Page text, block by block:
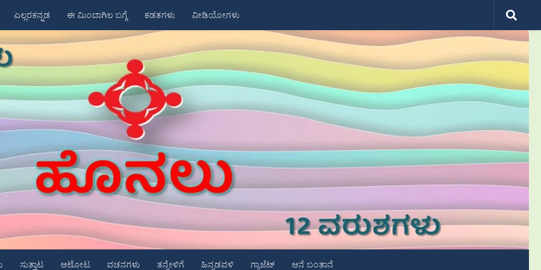
ಎಲ್ಲರಕನ್ನಡ ಈ ಮಿಂಬಾಗಿಲ ಬಗ್ಗೆ ಕಡತಗಳು ವೀಡಿಯೋಗಳು
ಸುತ್ತಾಟ ಆಟೋಟ ವಚನಗಳು ತನ್ನೇಳಿಗೆ ಹಿನ್ನಡವಳಿ ಗ್ಯಾಜೆಟ್ ಆನೆ ಬಂತಾನೆ